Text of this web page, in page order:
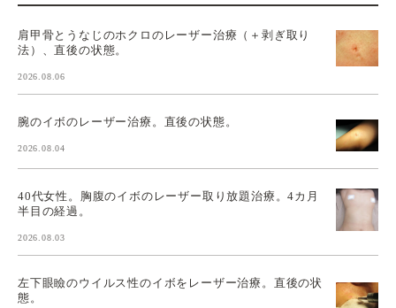
肩甲骨とうなじのホクロのレーザー治療（＋剥ぎ取り
法）、直後の状態。
2026.08.06
腕のイボのレーザー治療。直後の状態。
2026.08.04
40代女性。胸腹のイボのレーザー取り放題治療。4カ月
半目の経過。
2026.08.03
左下眼瞼のウイルス性のイボをレーザー治療。直後の状
態。